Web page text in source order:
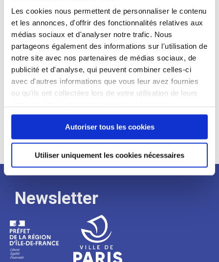
Les cookies nous permettent de personnaliser le contenu
et les annonces, d'offrir des fonctionnalités relatives aux
médias sociaux et d'analyser notre trafic. Nous
partageons également des informations sur l'utilisation de
notre site avec nos partenaires de médias sociaux, de
publicité et d'analyse, qui peuvent combiner celles-ci
avec d'autres informations que vous leur avez fournies
ou qu'ils ont collectées lors de votre utilisation de leurs
continuez à utiliser notre site Web.
Autoriser tous les cookies
Utiliser uniquement les cookies nécessaires
Qualifications et diplômes :
Profil recherché :
Expérience :
Processus
de
recrutement
Newsletter